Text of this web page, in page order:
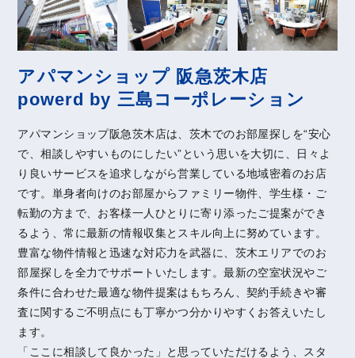
アパマンショップ 阪急茨木店
powerd by 三島コーポレーション
アパマンショップ阪急茨木店は、茨木でのお部屋探しを“安心
で、相談しやすいものにしたい”という思いを大切に、日々よ
り良いサービスを追求しながら営業している地域密着のお店
です。単身者向けのお部屋からファミリー物件、学生様・ご
転勤の方まで、お客様一人ひとりに寄り添ったご提案ができ
るよう、常に最新の情報収集とスキル向上に努めています。
豊富な物件情報と迅速な対応力を武器に、茨木エリアでのお
部屋探しを全力でサポートいたします。最新の空室状況やご
条件に合わせた最適な物件提案はもちろん、契約手続きや審
査に関するご不明点にも丁寧かつ分かりやすくお答えいたし
ます。
「ここに相談して良かった」と思っていただけるよう、スタ